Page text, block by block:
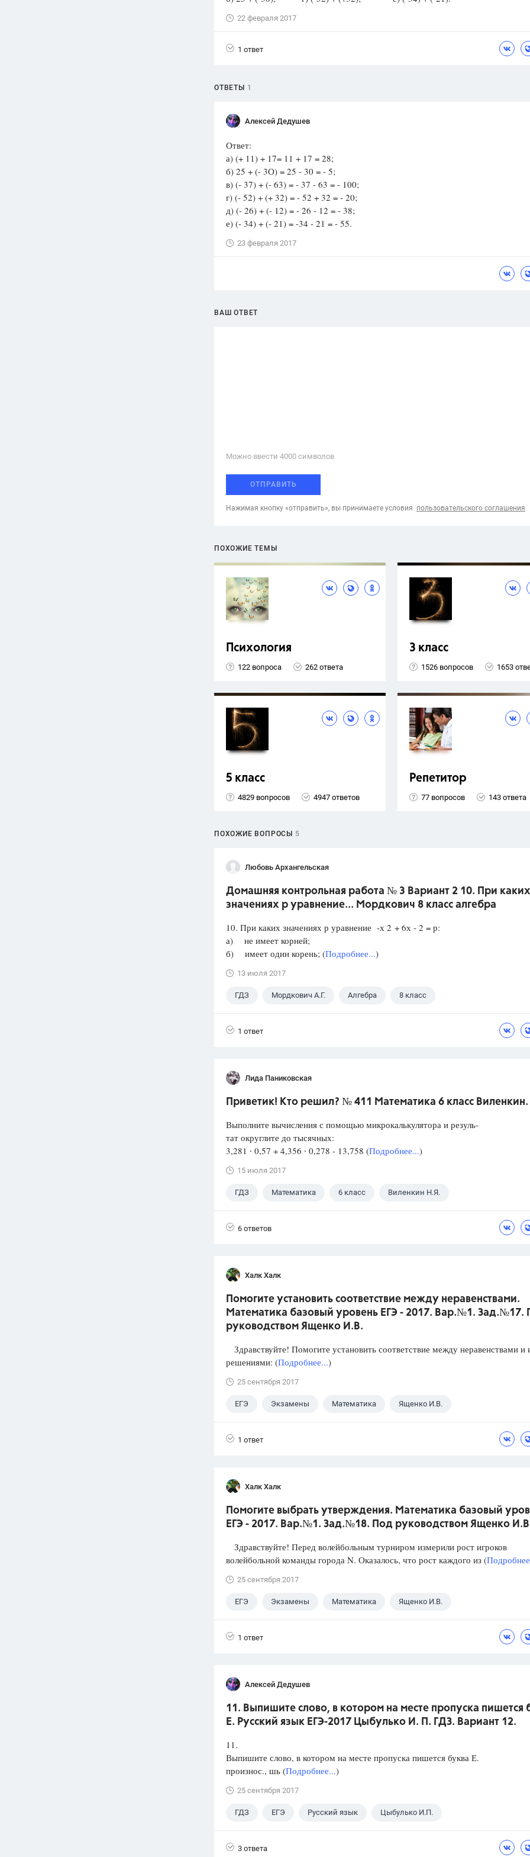
Вузы
Олимпиады
Spotlight
ГИА
ответов
Красота,
22 февраля 2017
1 ответ
ОТВЕТЫ 1
Алексей Дедушев
Ответ:
а) (+ 11) + 17= 11 + 17 = 28;
б) 25 + (- 3О) = 25 - 30 = - 5;
в) (- 37) + (- 63) = - 37 - 63 = - 100;
г) (- 52) + (+ 32) = - 52 + 32 = - 20;
д) (- 26) + (- 12) = - 26 - 12 = - 38;
е) (- 34) + (- 21) = -34 - 21 = - 55.
23 февраля 2017
ВАШ ОТВЕТ
Можно ввести 4000 cимволов
ОТПРАВИТЬ
Нажимая кнопку «отправить», вы принимаете условия пользовательского соглашения
ПОХОЖИЕ ТЕМЫ
Психология
122 вопроса 262 ответа
3 класс
1526 вопросов 1653
5 класс
4829 вопросов 4947 ответов
Репетитор
77 вопросов 143 ответа
ПОХОЖИЕ ВОПРОСЫ 5
Любовь Архангельская
Домашняя контрольная работа № 3 Вариант 2 10. При каких
значениях р уравнение... Мордкович 8 класс алгебра
10. При каких значениях р уравнение -х 2 + 6х - 2 = р:
а) не имеет корней;
б) имеет один корень; (Подробнее...)
13 июля 2017
ГДЗ Мордкович А.Г. Алгебра 8 класс
1 ответ
Лида Паниковская
Приветик! Кто решил? № 411 Математика 6 класс Виленкин.
Выполните вычисления с помощью микрокалькулятора и резуль-
тат округлите до тысячных:
3,281 ∙ 0,57 + 4,356 ∙ 0,278 - 13,758 (Подробнее...)
15 июля 2017
ГДЗ Математика 6 класс Виленкин Н.Я.
6 ответов
Халк Халк
Помогите установить соответствие между неравенствами.
Математика базовый уровень ЕГЭ - 2017. Вар.№1. Зад.№17.
руководством Ященко И.В.
Здравствуйте! Помогите установить соответствие между неравенствами и
решениями: (Подробнее...)
25 сентября 2017
ЕГЭ Экзамены Математика Ященко И.В.
1 ответ
Халк Халк
Помогите выбрать утверждения. Математика базовый
ЕГЭ - 2017. Вар.№1. Зад.№18. Под руководством Ященко
Здравствуйте! Перед волейбольным турниром измерили рост игроков
волейбольной команды города N. Оказалось, что рост каждого из (
25 сентября 2017
ЕГЭ Экзамены Математика Ященко И.В.
1 ответ
Алексей Дедушев
11. Выпишите слово, в котором на месте пропуска пишется
Е. Русский язык ЕГЭ-2017 Цыбулько И. П. ГДЗ. Вариант 12.
11.
Выпишите слово, в котором на месте пропуска пишется буква Е.
произнос., шь (Подробнее...)
25 сентября 2017
ГДЗ ЕГЭ Русский язык Цыбулько И.П.
3 ответа